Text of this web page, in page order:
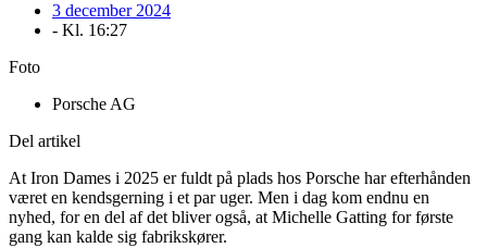
3 december 2024
- Kl. 16:27
Foto
Porsche AG
Del artikel
At Iron Dames i 2025 er fuldt på plads hos Porsche har efterhånden
været en kendsgerning i et par uger. Men i dag kom endnu en
nyhed, for en del af det bliver også, at Michelle Gatting for første
gang kan kalde sig fabrikskører.